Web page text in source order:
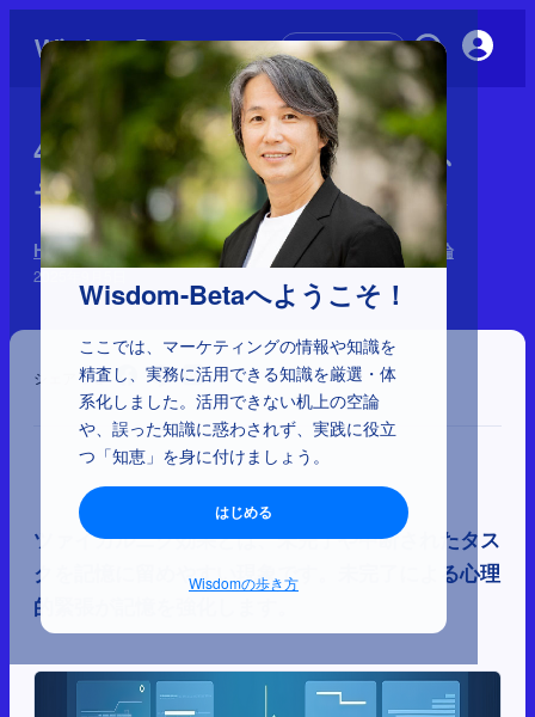
Wisdom-Betaへようこそ！
ここでは、マーケティングの情報や知識を
精査し、実務に活用できる知識を厳選・体
系化しました。活用できない机上の空論
や、誤った知識に惑わされず、実践に役立
つ「知恵」を身に付けましょう。
はじめる
Wisdomの歩き方
初めての方へ
4-1-16：ツァイガルニク効果、
デコイ効果、デフォルト効果
HOWを左右する心理学 170理論：9分類と64の優先理論
2025年9月5日
シェア
ツァイガルニク効果とは、未完了や中断されたタス
クを記憶に留めやすい現象です。未完了による心理
的緊張が記憶を強化します。